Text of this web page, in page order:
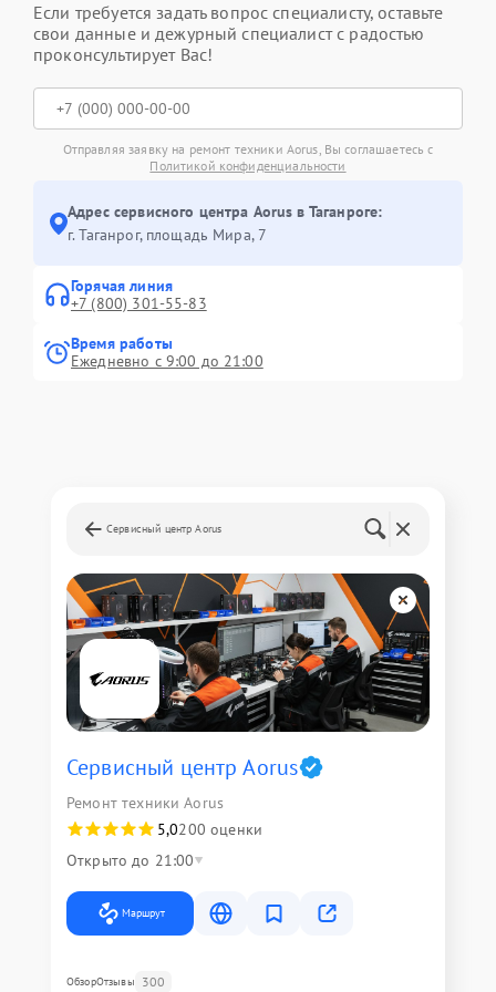
Если требуется задать вопрос специалисту, оставьте
свои данные и дежурный специалист с радостью
проконсультирует Вас!
Отправляя заявку на ремонт техники Aorus, Вы соглашаетесь с
Политикой конфиденциальности
Адрес сервисного центра Aorus в Таганроге:
г. Таганрог, площадь Мира, 7
Горячая линия
+7 (800) 301-55-83
Время работы
Ежедневно с 9:00 до 21:00
Сервисный центр Aorus
Сервисный центр Aorus
Ремонт техники Aorus
5,0200 оценки
Открыто до 21:00
Маршрут
ОбзорОтзывы 300